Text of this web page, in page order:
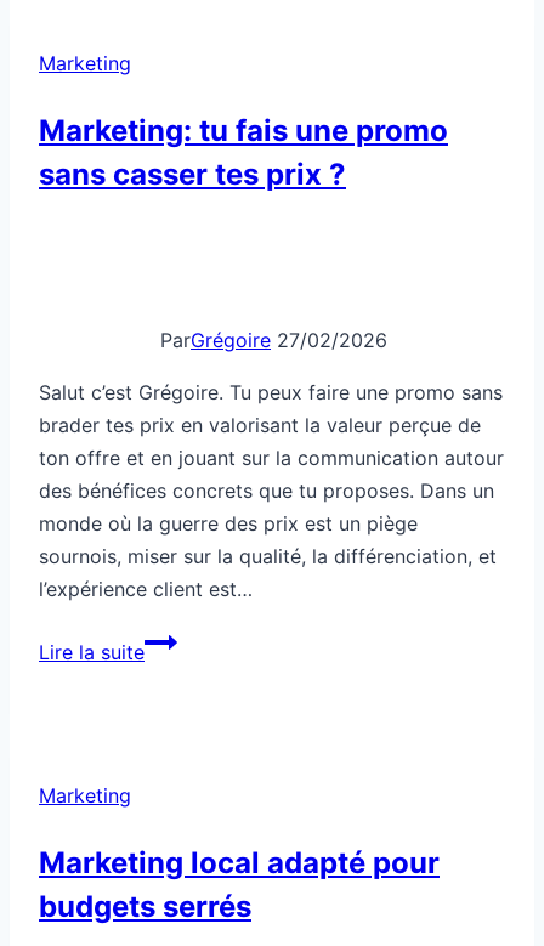
changement
d’enseigne
Marketing
Marketing: tu fais une promo
sans casser tes prix ?
ParGrégoire 27/02/2026
Salut c’est Grégoire. Tu peux faire une promo sans
brader tes prix en valorisant la valeur perçue de
ton offre et en jouant sur la communication autour
des bénéfices concrets que tu proposes. Dans un
monde où la guerre des prix est un piège
sournois, miser sur la qualité, la différenciation, et
l’expérience client est…
Lire la suiteMarketing:
tes
prix
Marketing
Marketing local adapté pour
budgets serrés